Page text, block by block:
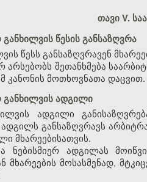
თავი V.
წესის განსაზღვრა
წესს განსაზღვრავენ
არსებობს შეთანხმება
კანონის მოთხოვნათა დაცვით.
განხილვის ადგილი
ადგილი
ადგილს განსაზღვრავს
მხარეებისათვის.
ნებისმიერ ადგილას
ან მხარეების მოსასმენად,